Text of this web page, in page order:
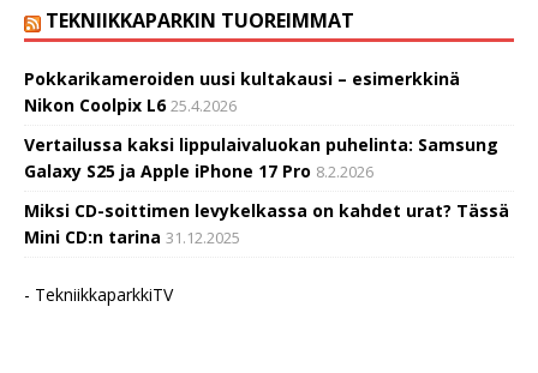
TEKNIIKKAPARKIN TUOREIMMAT
Pokkarikameroiden uusi kultakausi – esimerkkinä
Nikon Coolpix L6 25.4.2026
Vertailussa kaksi lippulaivaluokan puhelinta: Samsung
Galaxy S25 ja Apple iPhone 17 Pro 8.2.2026
Miksi CD-soittimen levykelkassa on kahdet urat? Tässä
Mini CD:n tarina 31.12.2025
- TekniikkaparkkiTV